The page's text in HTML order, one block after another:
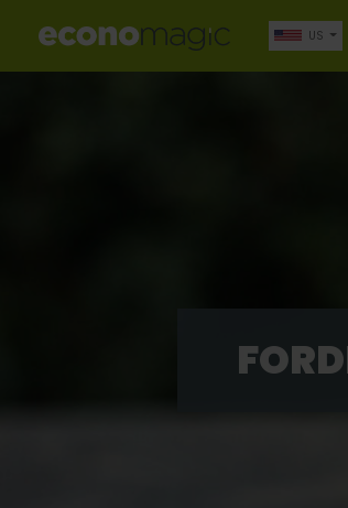
US